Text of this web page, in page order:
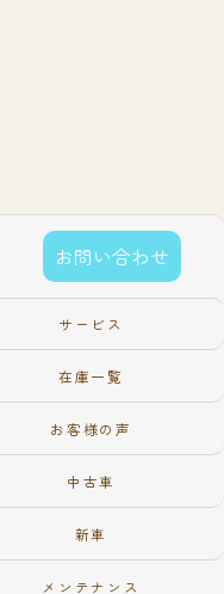
お問い合わせ
サービス
在庫一覧
お客様の声
中古車
新車
メンテナンス